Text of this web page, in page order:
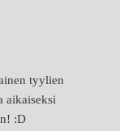
tyylien
aikaiseksi
:D